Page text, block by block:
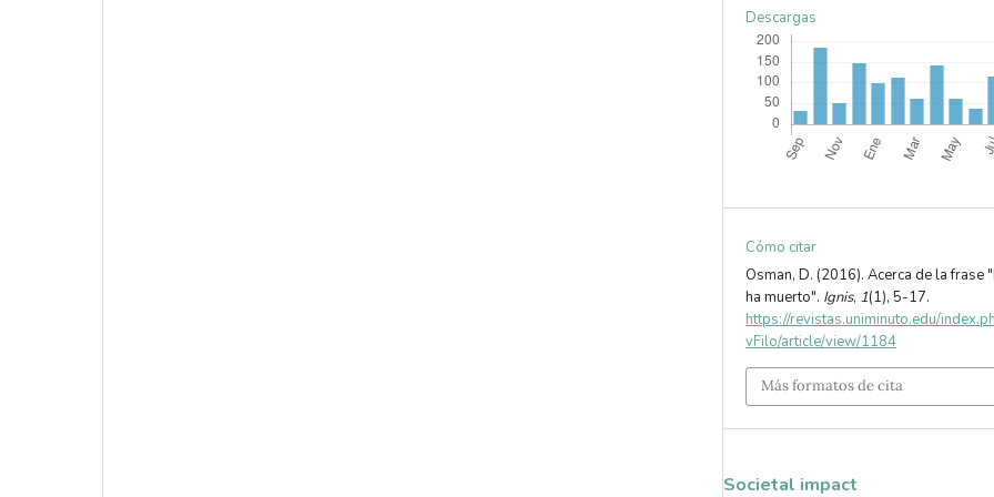
Descargas
Cómo citar
Osman, D. (2016). Acerca de la frase
ha muerto". Ignis, 1(1), 5-17.
https://revistas.uniminuto.edu/
vFilo/article/view/1184
Más formatos de cita
Societal impact